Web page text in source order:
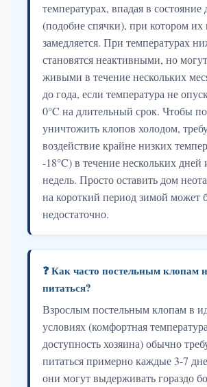
температурах, впадая в состояние
(подобие спячки), при котором их
замедляется. При температурах
становятся неактивными, но
живыми в течение нескольких
до года, если температура не
0°C на длительный срок. Чтобы
уничтожить клопов холодом,
воздействие крайне низких
-18°C) в течение нескольких
недель. Просто оставить дом
на короткий период зимой может
недостаточно.
❓ Как часто постельным клопам
питаться?
Взрослым постельным клопам в
условиях (комфортная
доступность хозяина) обычно
питаться примерно каждые 3-7
они могут выдерживать гораздо